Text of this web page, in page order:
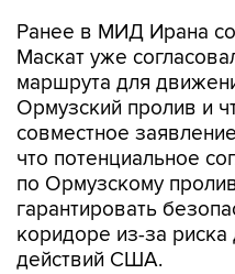
Ранее в МИД Ирана
Маскат уже
маршрута для
Ормузский пролив и
совместное
что потенциальное
по Ормузскому
гарантировать
коридоре из-за
действий США.